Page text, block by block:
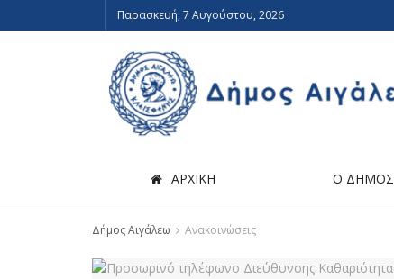
Παρασκευή, 7 Αυγούστου, 2026
ΑΡΧΙΚΗ Ο ΔΗΜΟΣ
Δήμος Αιγάλεω Ανακοινώσεις